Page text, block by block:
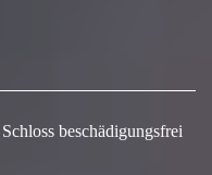
beschädigungsfrei